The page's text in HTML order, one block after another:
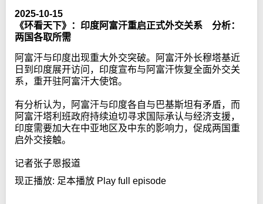
2025-10-15
《环看天下》：印度阿富汗重启正式外交关系 分析：
两国各取所需
阿富汗与印度出现重大外交突破。阿富汗外长穆塔基近
日到印度展开访问，印度宣布与阿富汗恢复全面外交关
系，重开驻阿富汗大使馆。
有分析认为，阿富汗与印度各自与巴基斯坦有矛盾，而
阿富汗塔利班政府持续迫切寻求国际承认与经济支援，
印度需要加大在中亚地区及中东的影响力，促成两国重
启外交接触。
记者张子恩报道
现正播放: 足本播放 Play full episode